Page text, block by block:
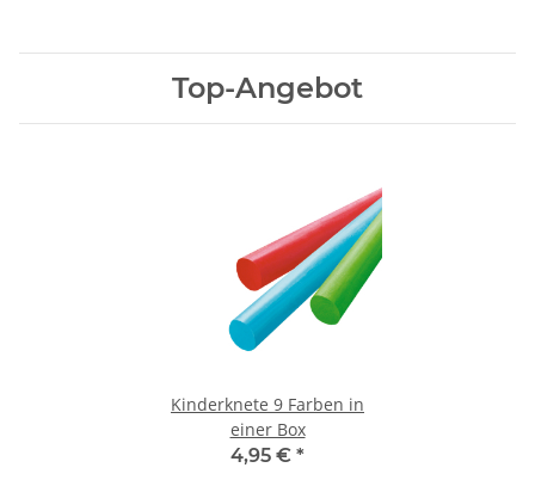
Top-Angebot
Kinderknete 9 Farben in
einer Box
4,95 € *